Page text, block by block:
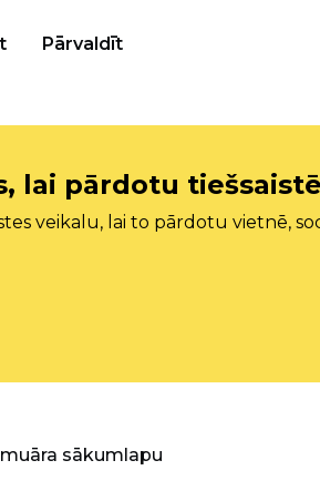
Pārvaldīt
lai pārdotu tiešsaistē
veikalu, lai to pārdotu vietnē,
sākumlapu